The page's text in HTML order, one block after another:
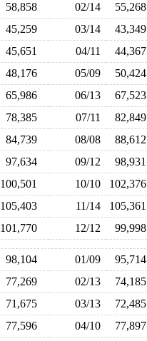
58,858 02/14
45,259 03/14
45,651 04/11
48,176 05/09
65,986 06/13
78,385 07/11
84,739 08/08
97,634 09/12
100,501 10/10
105,403 11/14
101,770 12/12
98,104 01/09
77,269 02/13
71,675 03/13
77,596 04/10